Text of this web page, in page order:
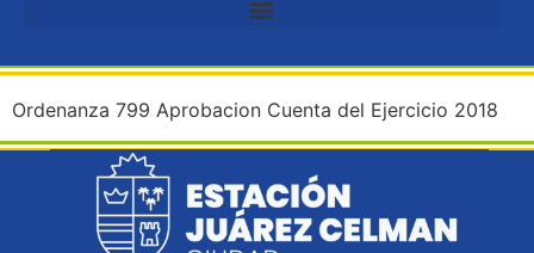
Ordenanza 799 Aprobacion Cuenta del Ejercicio 2018